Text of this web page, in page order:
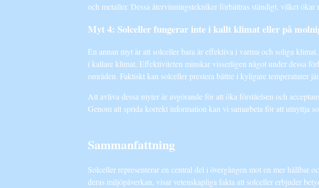
och metaller. Dessa återvinningstekniker förbättras ständigt, vilket
Myt 4: Solceller fungerar inte i kallt klimat eller på
En annan myt är att solceller bara är effektiva i varma och soliga
i kallare klimat. Effektiviteten minskar visserligen något under dessa
områden. Faktiskt kan solceller prestera bättre i kyligare temperaturer
Att avliva dessa myter är avgörande för att öka förståelsen och
Genom att sprida korrekt information kan vi samarbeta för att utnyttja
Sammanfattning
Solceller representerar en central del i övergången mot en mer hållbar
deras miljöpåverkan, visar vetenskapliga fakta att solceller erbjuder